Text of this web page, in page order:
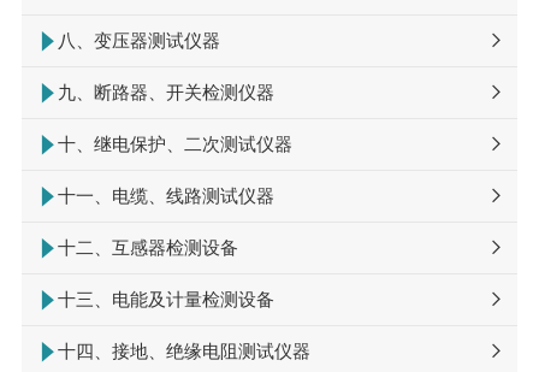
八、变压器测试仪器
九、断路器、开关检测仪器
十、继电保护、二次测试仪器
十一、电缆、线路测试仪器
十二、互感器检测设备
十三、电能及计量检测设备
十四、接地、绝缘电阻测试仪器